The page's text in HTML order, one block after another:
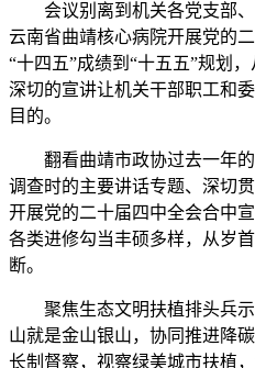
会议别离到机关各党支部、
云南省曲靖核心病院开展党的
“十四五”成绩到“十五五”规划
深切的宣讲让机关干部职工和
目的。
翻看曲靖市政协过去一年的
调查时的主要讲话专题、深切
开展党的二十届四中全会合中
各类进修勾当丰硕多样，从岁
断。
聚焦生态文明扶植排头兵示
山就是金山银山，协同推进降
长制督察，视察绿美城市扶植